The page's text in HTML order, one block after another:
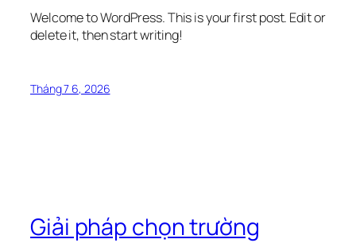
Welcome to WordPress. This is your first post. Edit or
delete it, then start writing!
Tháng 7 6, 2026
Giải pháp chọn trường